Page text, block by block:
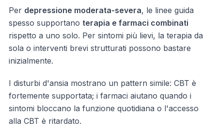
Per depressione moderata-severa, le linee guida
spesso supportano terapia e farmaci combinati
rispetto a uno solo. Per sintomi più lievi, la terapia da
sola o interventi brevi strutturati possono bastare
inizialmente.
I disturbi d'ansia mostrano un pattern simile: CBT è
fortemente supportata; i farmaci aiutano quando i
sintomi bloccano la funzione quotidiana o l'accesso
alla CBT è ritardato.